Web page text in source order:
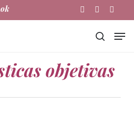
InstagramPhoneEmail
buscar
objetivas